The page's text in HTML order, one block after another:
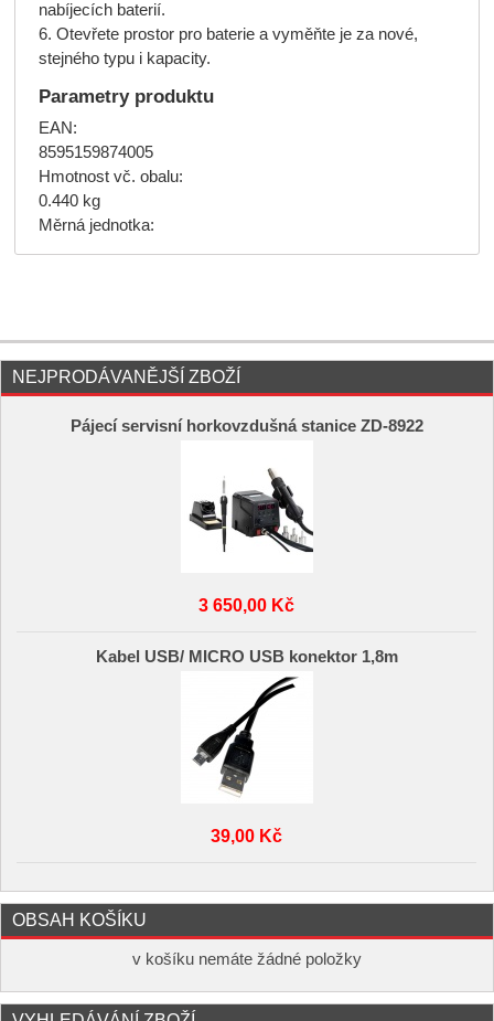
nabíjecích baterií.
6. Otevřete prostor pro baterie a vyměňte je za nové,
stejného typu i kapacity.
Parametry produktu
EAN:
8595159874005
Hmotnost vč. obalu:
0.440 kg
Měrná jednotka:
NEJPRODÁVANĚJŠÍ ZBOŽÍ
Pájecí servisní horkovzdušná stanice ZD-8922
3 650,00 Kč
Kabel USB/ MICRO USB konektor 1,8m
39,00 Kč
OBSAH KOŠÍKU
v košíku nemáte žádné položky